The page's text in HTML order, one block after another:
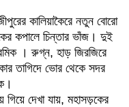
কালিয়াকৈরে নতুন বোরো
কপালে চিন্তার ভাঁজ। দুই
। রুগ্ন, হাড় জিরজিরে
তাগিদে ভোর থেকে সদর
গিয়ে দেখা যায়, মহাসড়কের